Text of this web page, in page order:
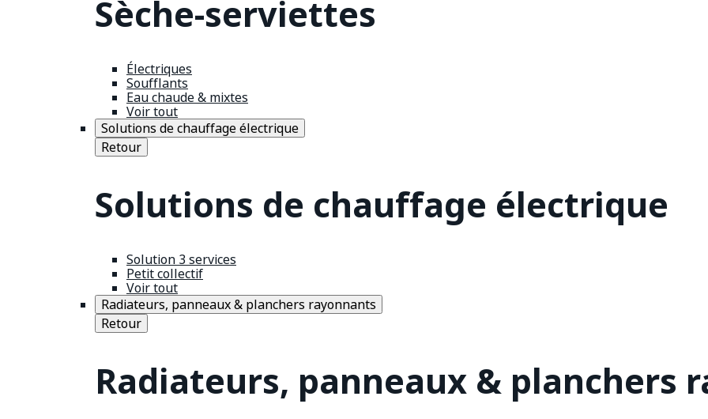
Sèche-serviettes
Électriques
Soufflants
Eau chaude & mixtes
Voir tout
Solutions de chauffage électrique
Retour
Solutions de chauffage électrique
Solution 3 services
Petit collectif
Voir tout
Radiateurs, panneaux & planchers rayonnants
Retour
Radiateurs, panneaux & planchers